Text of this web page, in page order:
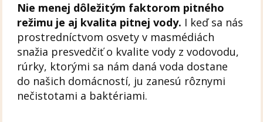
Nie menej dôležitým faktorom pitného
režimu je aj kvalita pitnej vody. I keď sa nás
prostredníctvom osvety v masmédiách
snažia presvedčiť o kvalite vody z vodovodu,
rúrky, ktorými sa nám daná voda dostane
do našich domácností, ju zanesú rôznymi
nečistotami a baktériami.